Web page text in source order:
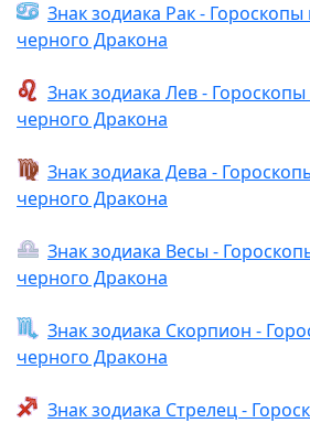
Знак зодиака Рак - Гороскопы
черного Дракона
Знак зодиака Лев - Гороскопы
черного Дракона
Знак зодиака Дева -
черного Дракона
Знак зодиака Весы -
черного Дракона
Знак зодиака Скорпион -
черного Дракона
Знак зодиака Стрелец -